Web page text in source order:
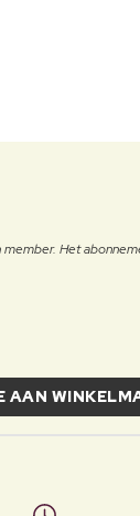
member. Het
AAN